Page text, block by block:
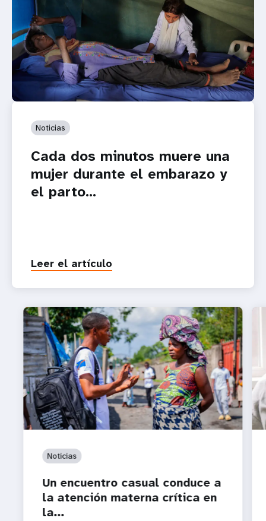
Noticias
Cada dos minutos muere una
mujer durante el embarazo y
el parto...
Leer el artículo
Noticias
Un encuentro casual conduce a
la atención materna crítica en
la...